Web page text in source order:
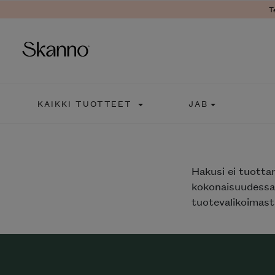
KAIKKI TUOTTEET JAB
Hakusi ei